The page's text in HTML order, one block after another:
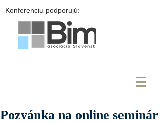
Konferenciu podporujú:
Pozvánka na online seminár